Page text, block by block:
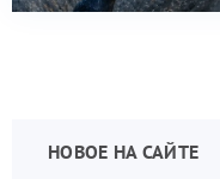
НОВОЕ НА САЙТЕ